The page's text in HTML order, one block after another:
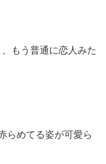
もう普通に恋人みた
らめてる姿が可愛ら